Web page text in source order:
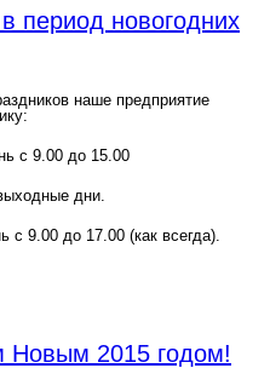
период новогодних
наше предприятие
с 9.00 до 15.00
дни.
с 9.00 до 17.00 (как всегда).
Новым 2015 годом!